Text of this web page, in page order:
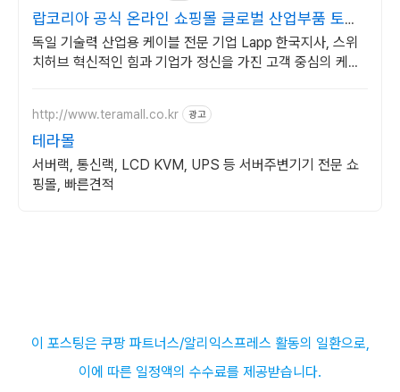
랍코리아 공식 온라인 쇼핑몰 글로벌 산업부품 토탈
솔루션!
독일 기술력 산업용 케이블 전문 기업 Lapp 한국지사, 스위
치허브 혁신적인 힘과 기업가 정신을 가진 고객 중심의 케이
http://www.teramall.co.kr 광고
테라몰
서버랙, 통신랙, LCD KVM, UPS 등 서버주변기기 전문 쇼
핑몰, 빠른견적
이 포스팅은 쿠팡 파트너스/알리익스프레스 활동의 일환으로,
이에 따른 일정액의 수수료를 제공받습니다.